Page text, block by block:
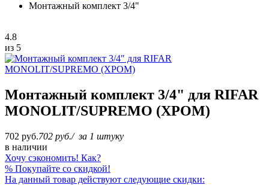
Монтажный комплект 3/4"
4.8
из 5
Монтажный комплект 3/4" для RIFAR
MONOLIT/SUPREMO (ХРОМ)
702 руб.702 руб./за 1 штуку
в наличии
Хочу сэкономить! Как?
% Покупайте со скидкой!
На данный товар действуют следующие скидки: